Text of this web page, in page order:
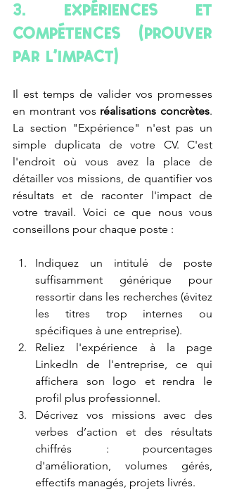
3. Expériences et
Compétences (Prouver
par l'Impact)
Il est temps de valider vos promesses
en montrant vos réalisations concrètes.
La section "Expérience" n'est pas un
simple duplicata de votre CV. C'est
l'endroit où vous avez la place de
détailler vos missions, de quantifier vos
résultats et de raconter l'impact de
votre travail. Voici ce que nous vous
conseillons pour chaque poste :
Indiquez un intitulé de poste
suffisamment générique pour
ressortir dans les recherches (évitez
les titres trop internes ou
spécifiques à une entreprise).
Reliez l'expérience à la page
LinkedIn de l'entreprise, ce qui
affichera son logo et rendra le
profil plus professionnel.
Décrivez vos missions avec des
verbes d’action et des résultats
chiffrés : pourcentages
d'amélioration, volumes gérés,
effectifs managés, projets livrés.